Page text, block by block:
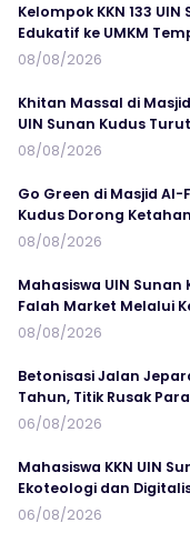
Kelompok KKN 133
Edukatif ke UMKM
08/08/2026
Khitan Massal di
UIN Sunan Kudus
08/08/2026
Go Green di Masjid Al-
Kudus Dorong
08/08/2026
Mahasiswa UIN
Falah Market Melalui
08/08/2026
Betonisasi Jalan
Tahun, Titik Rusak
06/08/2026
Mahasiswa KKN UIN
Ekoteologi dan
06/08/2026